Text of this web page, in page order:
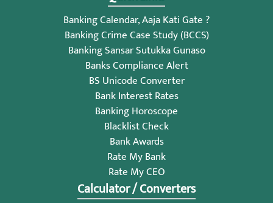
Banking Calendar, Aaja Kati Gate ?
Banking Crime Case Study (BCCS)
Banking Sansar Sutukka Gunaso
Banks Compliance Alert
BS Unicode Converter
Bank Interest Rates
Banking Horoscope
Blacklist Check
Bank Awards
Rate My Bank
Rate My CEO
Calculator / Converters